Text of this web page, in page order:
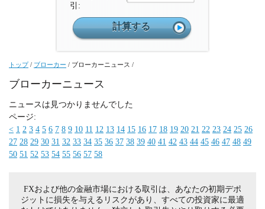
引:
トップ/ ブローカー / ブローカーニュース /
ブローカーニュース
ニュースは見つかりませんでした
ページ:
< 1 2 3 4 5 6 7 8 9 10 11 12 13 14 15 16 17 18 19 20 21 22 23 24 25 26
27 28 29 30 31 32 33 34 35 36 37 38 39 40 41 42 43 44 45 46 47 48 49
50 51 52 53 54 55 56 57 58
FXおよび他の金融市場における取引は、あなたの初期デポ
ジットに損失を与えるリスクがあり、すべての投資家に最適